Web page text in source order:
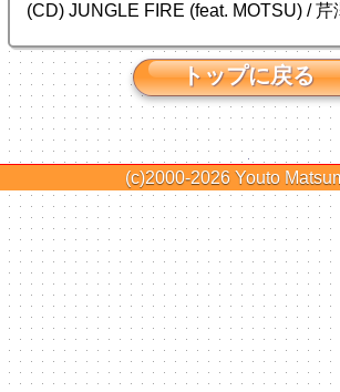
(CD) JUNGLE FIRE (feat. MOTSU) / 芹
トップに戻る
(c)2000-2026 Youto